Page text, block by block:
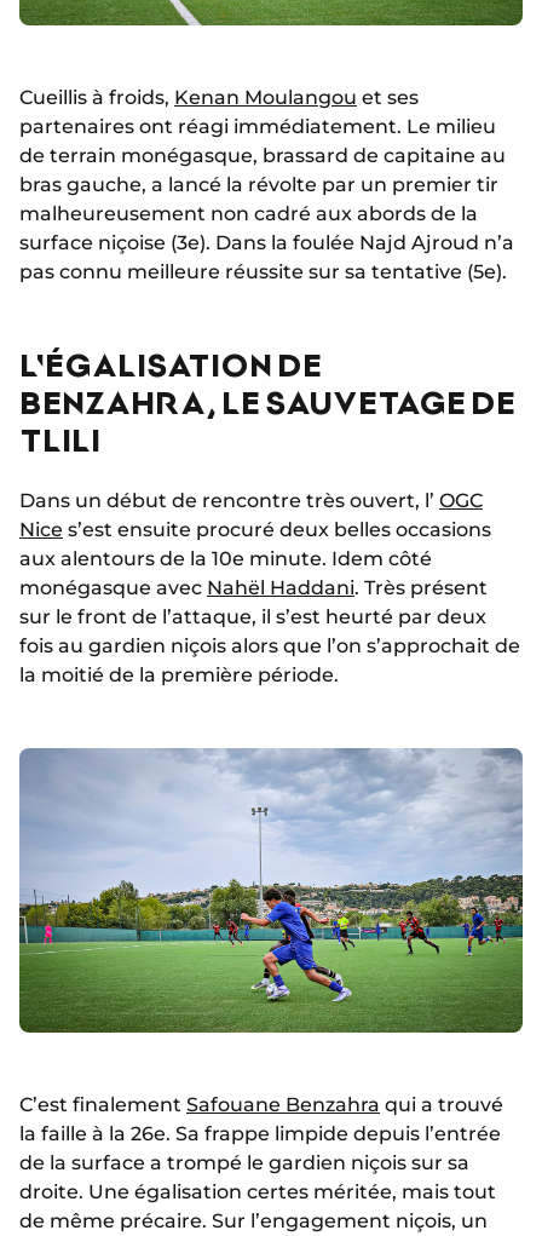
Cueillis à froids, Kenan Moulangou et ses
partenaires ont réagi immédiatement. Le milieu
de terrain monégasque, brassard de capitaine au
bras gauche, a lancé la révolte par un premier tir
malheureusement non cadré aux abords de la
surface niçoise (3e). Dans la foulée Najd Ajroud n’a
pas connu meilleure réussite sur sa tentative (5e).
L'ÉGALISATION DE
BENZAHRA, LE SAUVETAGE DE
TLILI
Dans un début de rencontre très ouvert, l’ OGC
Nice s’est ensuite procuré deux belles occasions
aux alentours de la 10e minute. Idem côté
monégasque avec Nahël Haddani. Très présent
sur le front de l’attaque, il s’est heurté par deux
fois au gardien niçois alors que l’on s’approchait de
la moitié de la première période.
C’est finalement Safouane Benzahra qui a trouvé
la faille à la 26e. Sa frappe limpide depuis l’entrée
de la surface a trompé le gardien niçois sur sa
droite. Une égalisation certes méritée, mais tout
de même précaire. Sur l’engagement niçois, un